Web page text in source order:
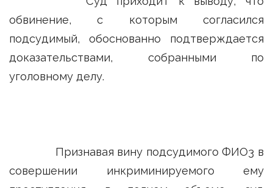
обвинение, с которым согласился
подсудимый, обоснованно подтверждается
доказательствами, собранными по
уголовному делу.
Признавая вину подсудимого ФИО3 в
совершении инкриминируемого ему